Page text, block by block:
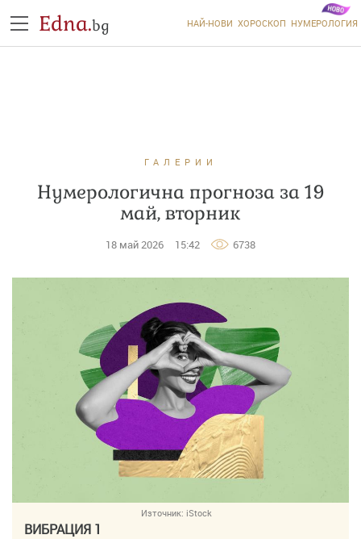
Edna.bg НАЙ-НОВИ ХОРОСКОП НУМЕРОЛОГИЯ
ГАЛЕРИИ
Нумерологична прогноза за 19
май, вторник
18 май 2026 15:42 6738
Източник: iStock
ВИБРАЦИЯ 1